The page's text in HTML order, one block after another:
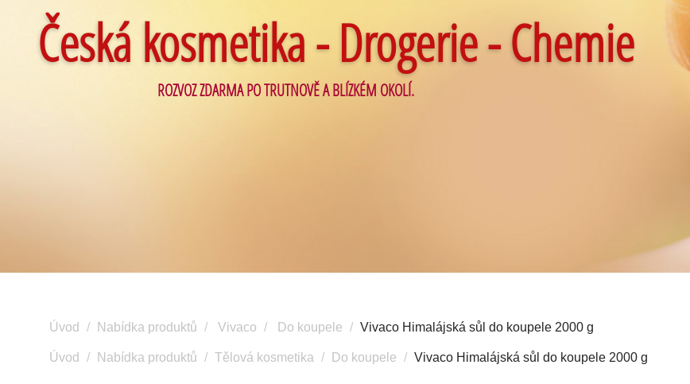
Česká kosmetika - Drogerie - Chemie
ROZVOZ ZDARMA PO TRUTNOVĚ A BLÍZKÉM OKOLÍ.
Úvod Nabídka produktů Vivaco Do koupele Vivaco Himalájská sůl do koupele 2000 g
Úvod Nabídka produktů Tělová kosmetika Do koupele Vivaco Himalájská sůl do koupele 2000 g